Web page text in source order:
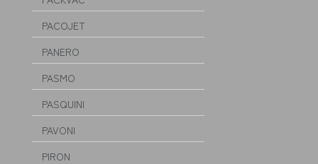
PACOJET
PANERO
PASMO
PASQUINI
PAVONI
PIRON